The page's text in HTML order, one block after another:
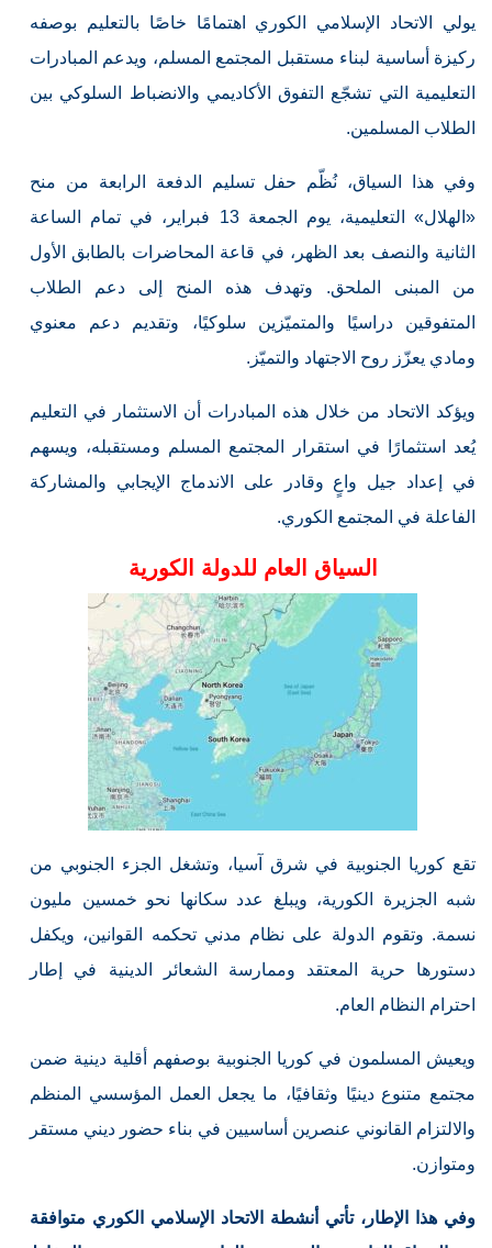
يولي الاتحاد الإسلامي الكوري اهتمامًا خاصًا بالتعليم بوصفه
ركيزة أساسية لبناء مستقبل المجتمع المسلم، ويدعم المبادرات
التعليمية التي تشجّع التفوق الأكاديمي والانضباط السلوكي بين
الطلاب المسلمين.
وفي هذا السياق، نُظّم حفل تسليم الدفعة الرابعة من منح
«الهلال» التعليمية، يوم الجمعة 13 فبراير، في تمام الساعة
الثانية والنصف بعد الظهر، في قاعة المحاضرات بالطابق الأول
من المبنى الملحق. وتهدف هذه المنح إلى دعم الطلاب
المتفوقين دراسيًا والمتميّزين سلوكيًا، وتقديم دعم معنوي
ومادي يعزّز روح الاجتهاد والتميّز.
ويؤكد الاتحاد من خلال هذه المبادرات أن الاستثمار في التعليم
يُعد استثمارًا في استقرار المجتمع المسلم ومستقبله، ويسهم
في إعداد جيل واعٍ وقادر على الاندماج الإيجابي والمشاركة
الفاعلة في المجتمع الكوري.
السياق العام للدولة الكورية
تقع كوريا الجنوبية في شرق آسيا، وتشغل الجزء الجنوبي من
شبه الجزيرة الكورية، ويبلغ عدد سكانها نحو خمسين مليون
نسمة. وتقوم الدولة على نظام مدني تحكمه القوانين، ويكفل
دستورها حرية المعتقد وممارسة الشعائر الدينية في إطار
احترام النظام العام.
ويعيش المسلمون في كوريا الجنوبية بوصفهم أقلية دينية ضمن
مجتمع متنوع دينيًا وثقافيًا، ما يجعل العمل المؤسسي المنظم
والالتزام القانوني عنصرين أساسيين في بناء حضور ديني مستقر
ومتوازن.
وفي هذا الإطار، تأتي أنشطة الاتحاد الإسلامي الكوري متوافقة